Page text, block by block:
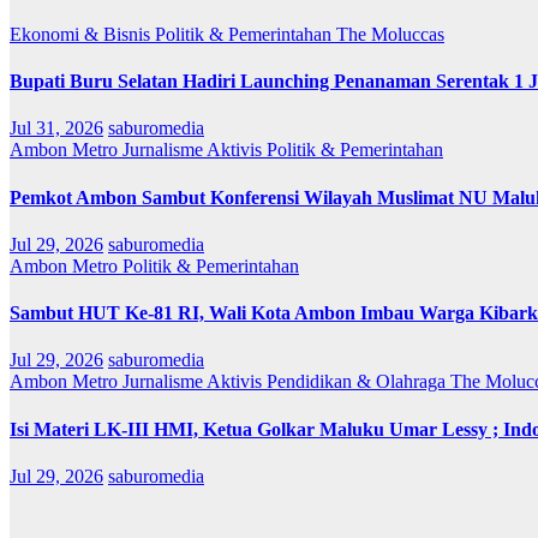
Ekonomi & Bisnis Politik & Pemerintahan The Moluccas
Bupati Buru Selatan Hadiri Launching Penanaman Serentak 1
Jul 31, 2026 saburomedia
Ambon Metro Jurnalisme Aktivis Politik & Pemerintahan
Pemkot Ambon Sambut Konferensi Wilayah Muslimat NU
Jul 29, 2026 saburomedia
Ambon Metro Politik & Pemerintahan
Sambut HUT Ke-81 RI, Wali Kota Ambon Imbau Warga
Jul 29, 2026 saburomedia
Ambon Metro Jurnalisme Aktivis Pendidikan & Olahraga The
Isi Materi LK-III HMI, Ketua Golkar Maluku Umar Lessy ;
Jul 29, 2026 saburomedia